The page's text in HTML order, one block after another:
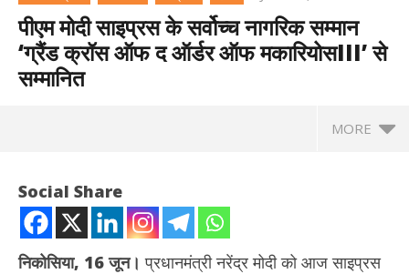
पीएम मोदी साइप्रस के सर्वोच्च नागरिक सम्मान
‘ग्रैंड क्रॉस ऑफ द ऑर्डर ऑफ मकारियोसIII’ से
सम्मानित
MORE
Social Share
निकोसिया, 16 जून। प्रधानमंत्री नरेंद्र मोदी को आज साइप्रस